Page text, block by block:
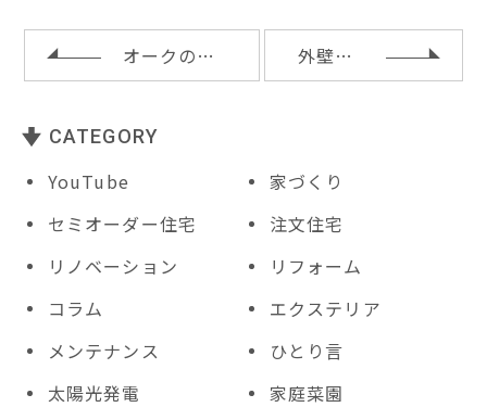
o
o
k
st t
オークのヘリンボーンフロアとパーケットフロア 外壁の板貼りとスケルトン階段
CATEGORY
YouTube
家づくり
セミオーダー住宅
注文住宅
リノベーション
リフォーム
コラム
エクステリア
メンテナンス
ひとり言
太陽光発電
家庭菜園